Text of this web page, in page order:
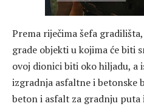
Prema riječima šefa
grade objekti u kojima će biti
ovoj dionici biti oko hiljadu, a
izgradnja asfaltne i betonske
beton i asfalt za gradnju puta